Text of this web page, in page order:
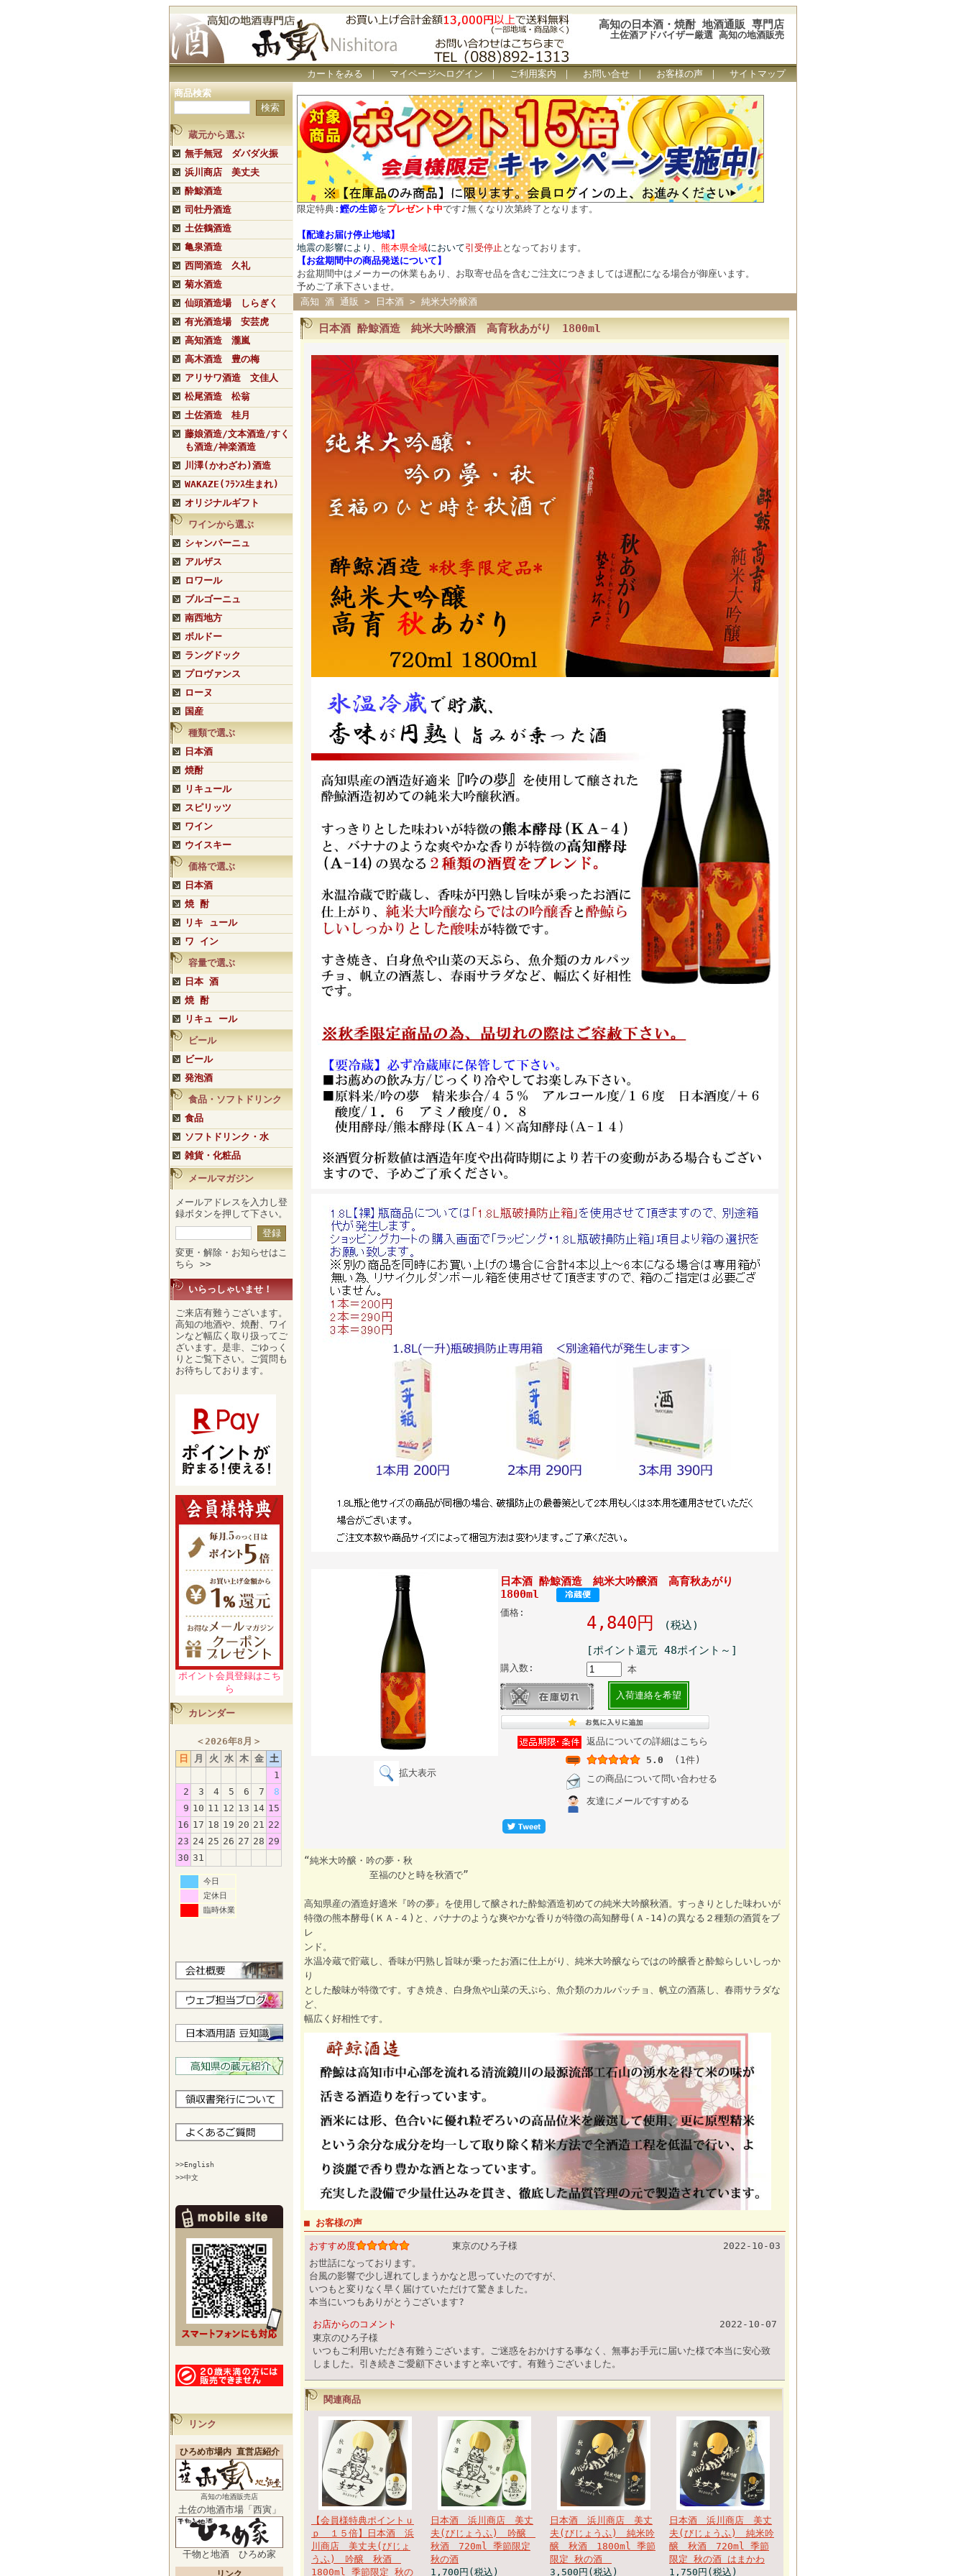
高知の日本酒・焼酎 地酒通販 専門店
土佐酒アドバイザー厳選 高知の地酒販売
カートをみる ｜ マイページへログイン ｜ ご利用案内 ｜ お問い合せ ｜ お客様の声 ｜
サイトマップ
商品検索
蔵元から選ぶ
無手無冠 ダバダ火振
浜川商店 美丈夫
酔鯨酒造
司牡丹酒造
土佐鶴酒造
亀泉酒造
西岡酒造 久礼
菊水酒造
仙頭酒造場 しらぎく
有光酒造場 安芸虎
高知酒造 瀧嵐
高木酒造 豊の梅
アリサワ酒造 文佳人
松尾酒造 松翁
土佐酒造 桂月
藤娘酒造/文本酒造/すく
も酒造/神楽酒造
川澤(かわざわ)酒造
WAKAZE(ﾌﾗﾝｽ生まれ)
オリジナルギフト
ワインから選ぶ
シャンパーニュ
アルザス
ロワール
ブルゴーニュ
南西地方
ボルドー
ラングドック
プロヴァンス
ローヌ
国産
種類で選ぶ
日本酒
焼酎
リキュール
スピリッツ
ワイン
ウイスキー
価格で選ぶ
日本酒
焼 酎
リキ ュール
ワ イン
容量で選ぶ
日本 酒
焼 酎
リキュ ール
ビール
ビール
発泡酒
食品・ソフトドリンク
食品
ソフトドリンク・水
雑貨・化粧品
メールマガジン
メールアドレスを入力し登
録ボタンを押して下さい。
変更・解除・お知らせはこ
ちら >>
いらっしゃいませ！
ご来店有難うございます。
高知の地酒や、焼酎、ワイ
ンなど幅広く取り扱ってご
ざいます。是非、ごゆっく
りとご覧下さい。ご質問も
お待ちしております。
ポイント会員登録はこち
ら
カレンダー
＜2026年8月 ＞
日
月 火 水 木 金 土
1
2
3 4 5 6 7
8
9 10 11 12 13 14 15
16 17 18 19 20 21 22
23 24 25 26 27 28 29
30 31
今日
定休日
臨時休業
>>English
>>中文
リンク
ひろめ市場内 直営店紹介
高知の地酒販売店
土佐の地酒市場「西寅」
干物と地酒 ひろめ家
リンク
限定特典: 鰹の生節をプレゼント中です♪無くなり次第終了となります。
【配達お届け停止地域】
地震の影響により、 熊本県全域において引受停止 となっております。
【お盆期間中の商品発送について 】
お盆期間中はメーカーの休業もあり、お取寄せ品を含むご注文につきましては遅配になる場合が御座います。
予めご了承下さいませ。
高知 酒 通販
> 日本酒 > 純米大吟醸酒
日本酒 酔鯨酒造 純米大吟醸酒 高育秋あがり 1800ml
拡大表示
日本酒 酔鯨酒造 純米大吟醸酒 高育秋あがり
1800ml
価格:
4,840円 (税込)
[ポイント還元 48ポイント～]
購入数: 本
入荷連絡を希望
返品についての詳細はこちら
5.0
(1件)
この商品について問い合わせる
友達にメールですすめる
“純米大吟醸・吟の夢・秋
至福のひと時を秋酒で”
高知県産の酒造好適米『吟の夢』を使用して醸された酔鯨酒造初めての純米大吟醸秋酒。すっきりとした味わいが
特徴の熊本酵母(ＫＡ-４)と、バナナのような爽やかな香りが特徴の高知酵母(Ａ-14)の異なる２種類の酒質をブ
レ
ンド。
氷温冷蔵で貯蔵し、香味が円熟し旨味が乗ったお酒に仕上がり、純米大吟醸ならではの吟醸香と酔鯨らしいしっか
り
とした酸味が特徴です。すき焼き、白身魚や山菜の天ぷら、魚介類のカルパッチョ、帆立の酒蒸し、春雨サラダな
ど、
幅広く好相性です。
■ お客様の声
おすすめ度 東京のひろ子様
2022-10-03
お世話になっております。
台風の影響で少し遅れてしまうかなと思っていたのですが、
いつもと変りなく早く届けていただけて驚きました。
本当にいつもありがとうございます?
お店からのコメント
2022-10-07
東京のひろ子様
いつもご利用いただき有難うございます。ご迷惑をおかけする事なく、無事お手元に届いた様で本当に安心致
しました。引き続きご愛顧下さいますと幸いです。有難うございました。
関連商品
【会員様特典ポイントｕ
ｐ １５倍】日本酒 浜
川商店 美丈夫(びじょ
うふ) 吟醸 秋酒
1800ml 季節限定 秋の
日本酒 浜川商店 美丈
夫(びじょうふ) 吟醸
秋酒 720ml 季節限定
秋の酒
1,700円(税込)
日本酒 浜川商店 美丈
夫(びじょうふ) 純米吟
醸 秋酒 1800ml 季節
限定 秋の酒
3,500円(税込)
日本酒 浜川商店 美丈
夫(びじょうふ) 純米吟
醸 秋酒 720ml 季節
限定 秋の酒 はまかわ
1,750円(税込)